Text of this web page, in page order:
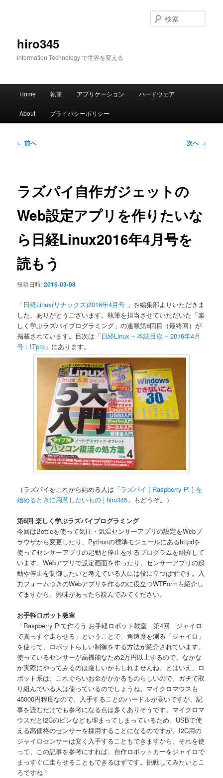
hiro345
Information Technology で世界を変える
索
メ
Home 執筆 アプリケーション ハードウェア
About プライバシーポリシー
投
ー
ョ
← 前へ 次へ→
ラズパイ自作ガジェットの
Web設定アプリを作りたいな
ら日経Linux2016年4月号を
読もう
投稿日時:2016-03-08
「日経Linux(リナックス)2016年4月号 」を編集部よりいただきま
した、ありがとうございます。執筆を担当させていただいた「楽
しく学ぶラズパイプログラミング」の連載第6回目（最終回）が
掲載されています。目次は「日経Linux – 本誌目次 – 2016年4月
号：ITpro 」にあります。
（ラズパイをこれから始める人は「ラズパイ ( Raspberry Pi ) を
始めるときに用意したいもの | hiro345 」もどうぞ。）
第6回 楽しく学ぶラズパイプログラミング
今回はBottleを使って気圧・気温センサーアプリの設定をWebブ
ラウザから変更したり、Pythonの標準モジュールにあるhttpdを
使ってセンサーアプリの起動と停止をするプログラムを紹介して
います。Webアプリで設定画面を作ったり、センサーアプリの起
動や停止を制御したいと考えている人には役に立つはずです。入
力フォームつきのWebアプリを作るのに役立つWTFormも紹介し
てますから、興味があったら読んでみてください。
お手軽ロボット教室
「Raspberry Piで作ろう お手軽ロボット教室 第4回 ジャイロ
で真っすぐ走らせる」ということで、角速度を測る「ジャイロ」
を使って、ロボットらしい制御をする方法が紹介されています。
使っているセンサーが高機能なため2万円以上するので、なかな
か実際にやってみるのは厳しいかもしれませんね。とはいえ、ロ
ボット系は、これぐらいお金がかかるものらしいので、ガチで取
り組んでいる人は使っているのでしょうね。マイクロマウスも
45000円程度なので、入手することのハードルが高いですが、記
事を読むだけでも参考になる点は多くありそうです。マイクロマ
ウスだとI2Cのピンなども埋まってしまっているため、USBで使
える高価格のセンサーを採用することになるのですが、I2C用の
ジャイロセンサーは安く入手することもできますから、それを使
って、この記事を参考にすれば、自作ロボットカーをジャイロで
まっすぐに走らせることもできるはずです。挑戦してみたいとこ
ろですね！